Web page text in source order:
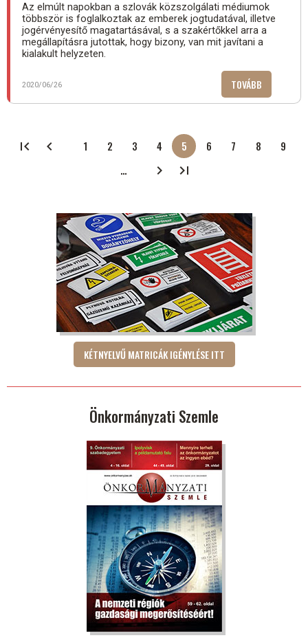
SZÁMA)
Az elmúlt napokban a szlovák közszolgálati médiumok
többször is foglalkoztak az emberek jogtudatával, illetve
jogérvényesítő magatartásával, s a szakértőkkel arra a
megállapításra jutottak, hogy bizony, van mit javítani a
kialakult helyzeten.
2020/06/26 TOVÁBB
ÉS
Oldalszámozás Oldal
1
Oldal
2
Oldal
3
Oldal
4
Jelenlegi
oldal
5
Oldal
6
Oldal
7
Oldal
8
Oldal
9
…
KÉTNYELVŰ MATRICÁK IGÉNYLÉSE ITT
Önkormányzati Szemle